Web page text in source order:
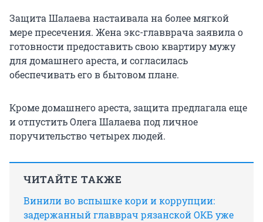
Защита Шалаева настаивала на более мягкой
мере пресечения. Жена экс-главврача заявила о
готовности предоставить свою квартиру мужу
для домашнего ареста, и согласилась
обеспечивать его в бытовом плане.
Кроме домашнего ареста, защита предлагала еще
и отпустить Олега Шалаева под личное
поручительство четырех людей.
ЧИТАЙТЕ ТАКЖЕ
Винили во вспышке кори и коррупции:
задержанный главврач рязанской ОКБ уже